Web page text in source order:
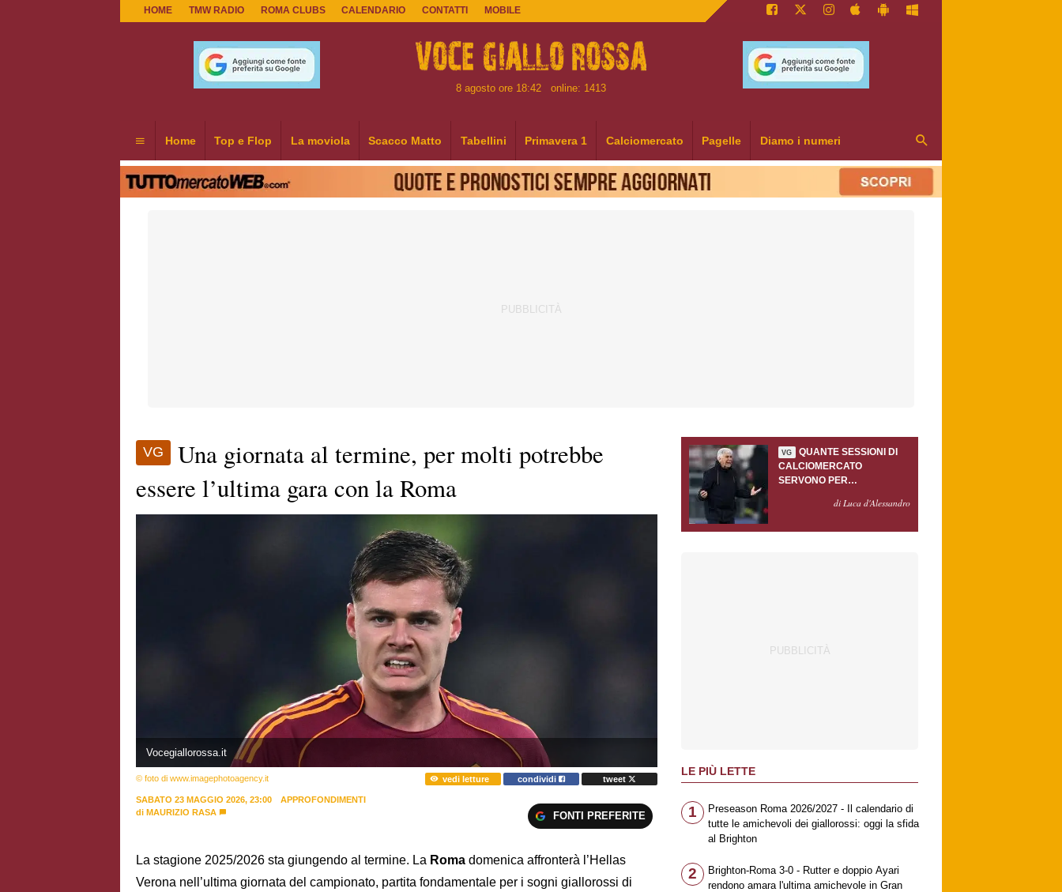
HOME TMW RADIO ROMA CLUBS CALENDARIO CONTATTI MOBILE
8 agosto ore 18:42 online: 1413
Home Top e Flop La moviola Scacco Matto Tabellini Primavera 1 Calciomercato Pagelle Diamo i numeri
VG
Una giornata al termine, per molti potrebbe
essere l’ultima gara con la Roma
Vocegiallorossa.it
© foto di www.imagephotoagency.it vedi letture condividi tweet
SABATO 23 MAGGIO 2026, 23:00
APPROFONDIMENTI
di MAURIZIO RASA FONTI PREFERITE
La stagione 2025/2026 sta giungendo al termine. La Roma domenica affronterà l’Hellas
Verona nell’ultima giornata del campionato, partita fondamentale per i sogni giallorossi di
VG
QUANTE SESSIONI DI
CALCIOMERCATO
SERVONO PER
GASPERINI?di Luca d'Alessandro
LE PIÙ LETTE
1
Preseason Roma 2026/2027 - Il calendario di
tutte le amichevoli dei giallorossi: oggi la sfida
al Brighton
2
Brighton-Roma 3-0 - Rutter e doppio Ayari
rendono amara l'ultima amichevole in Gran